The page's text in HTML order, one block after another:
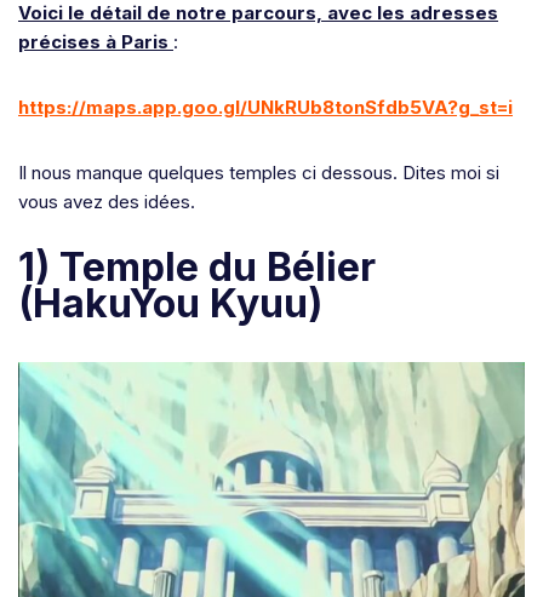
Voici le détail de notre parcours, avec les adresses
précises à Paris :
https://maps.app.goo.gl/UNkRUb8tonSfdb5VA?g_st=i
Il nous manque quelques temples ci dessous. Dites moi si
vous avez des idées.
1) Temple du Bélier
(HakuYou Kyuu)